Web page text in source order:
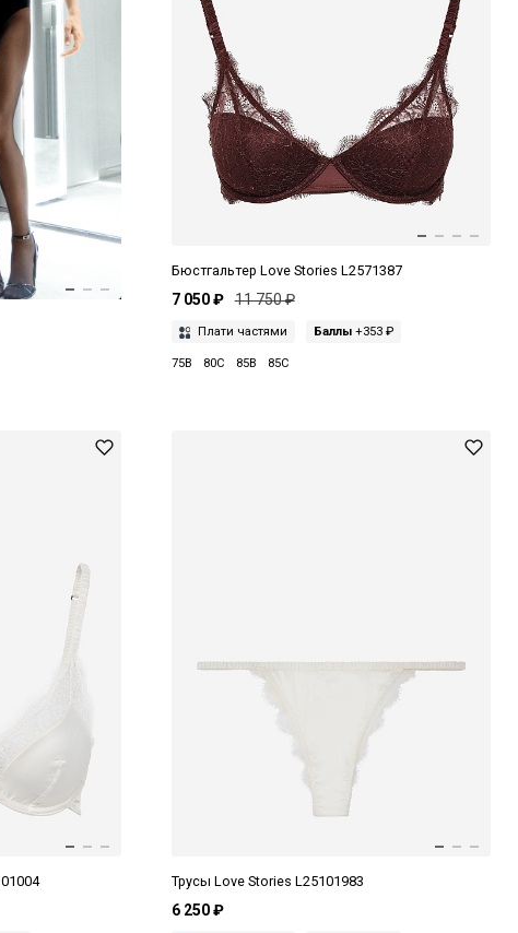
Бюстгальтер Love Stories L2571387
7 050 ₽ 11 750 ₽
Плати частями Баллы+353 ₽
75B 80C 85B 85C
Трусы Love Stories L25101983
6 250 ₽